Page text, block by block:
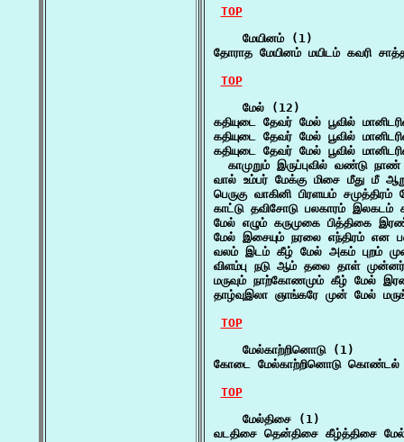
TOP
    மேயினம் (1)
தோராத மேயினம் மயிடம் கவரி
TOP
    மேல் (12)
கதியுடை தேவர் மேல் பூவில்
கதியுடை தேவர் மேல் பூவில்
கதியுடை தேவர் மேல் பூவில்
காமுறும் இருப்புவில் வண்டு
வால் உம்பர் மேக்கு மிசை மீது மீ
பெருகு வாகினி பிரளயம்
காட்டு தவிசோடு பலகாரம்
மேல் எழும் கருமுகை பித்திகை
மேல் இசையும் நரலை எந்திரம்
வலம் இடம் கீழ் மேல் அகம் புறம்
விளம்பு நடு ஆம் தலை தாள்
மருவும் நாற்கோணமும் கீழ் மேல்
தாழ்வுஇலா ஞாங்கரே முன் மேல்
TOP
    மேல்காற்றினொடு (1)
கோடை மேல்காற்றினொடு கொண்டல்
TOP
    மேல்திசை (1)
வடதிசை தென்திசை கீழ்த்திசை